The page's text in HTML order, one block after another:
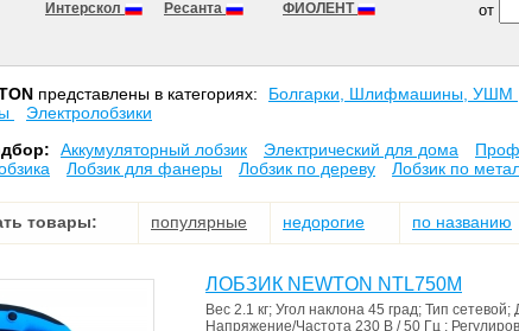
Интерскол Ресанта
ФИОЛЕНТ
от
представлены в категориях:
Болгарки, Шлифмашины, УШМ
Электролобзики
Аккумуляторный лобзик Электрический для дома
Лобзик для фанеры Лобзик по дереву Лобзик по
товары: популярные недорогие по названию
ЛОБЗИК NEWTON NTL750M
Вес 2.1 кг; Угол наклона 45 град; Тип сетевой;
Напряжение/Частота 230 В / 50 Гц ;